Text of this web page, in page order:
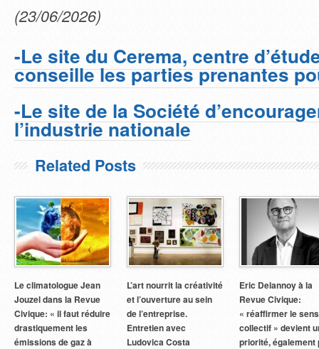
(23/06/2026)
-Le site du Cerema, centre
conseille les parties prenantes
-Le site de la Société
l’industrie nationale
Related Posts
Le climatologue Jean
Jouzel dans la Revue
Civique: « il faut réduire
drastiquement les
émissions de gaz à
L’art nourrit la créativité
et l’ouverture au sein
de l’entreprise.
Entretien avec
Ludovica Costa
Eric Delannoy à la
Revue Civique:
« réaffirmer le
collectif » devient
priorité, également